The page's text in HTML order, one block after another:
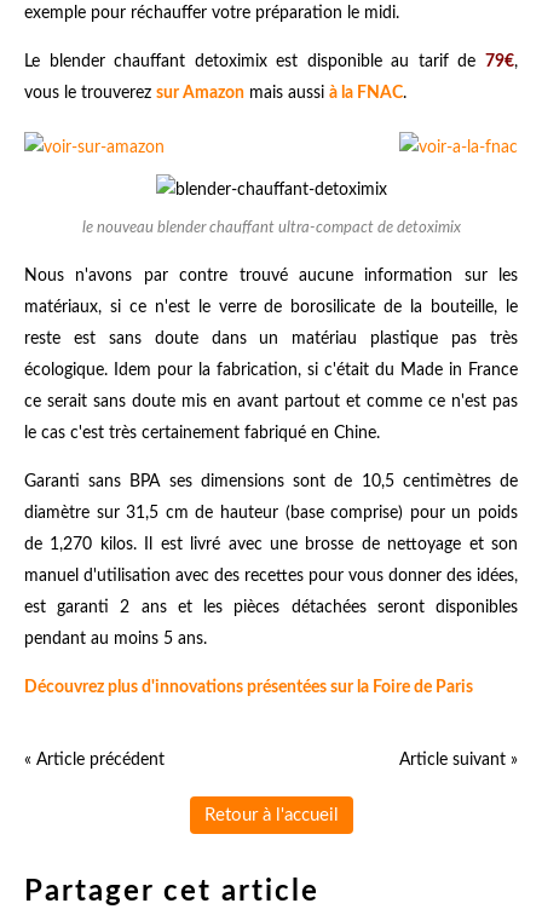
exemple pour réchauffer votre préparation le midi.
Le blender chauffant detoximixest disponible au tarif de79€,
vous le trouverez sur Amazon mais aussi à la FNAC.
le nouveau blender chauffant ultra-compact de detoximix
Nous n'avons par contre trouvé aucune information sur les
matériaux, si ce n'est le verre de borosilicate de la bouteille, le
reste est sans doute dans un matériau plastique pas très
écologique. Idem pour la fabrication, si c'était du Made in France
ce serait sans doute mis en avant partout et comme ce n'est pas
le cas c'est très certainement fabriqué en Chine.
Garanti sans BPA ses dimensions sont de 10,5 centimètres de
diamètre sur 31,5 cm de hauteur (base comprise) pour un poids
de 1,270 kilos. Il est livré avec une brosse de nettoyage et son
manuel d'utilisation avec des recettes pour vous donner des idées,
est garanti 2 ans et les pièces détachées seront disponibles
pendant au moins 5 ans.
Découvrez plus d'innovations présentées sur la Foire de Paris
« Article précédent Article suivant »
Retour à l'accueil
Partager cet article